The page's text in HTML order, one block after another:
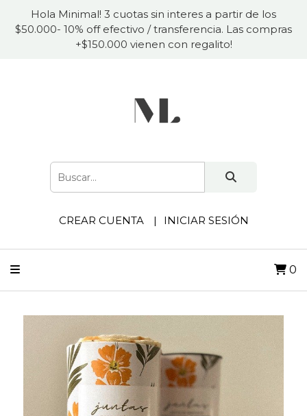
Hola Minimal! 3 cuotas sin interes a partir de los
$50.000- 10% off efectivo / transferencia. Las compras
+$150.000 vienen con regalito!
CREAR CUENTA INICIAR SESIÓN
0